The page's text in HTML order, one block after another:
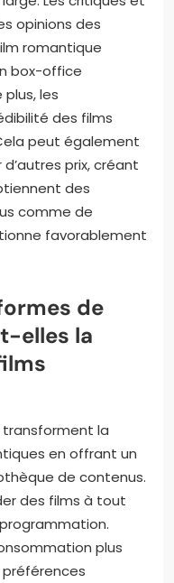
opinions des
romantique
box-office
les
des films
peut également
prix, créant
des
comme de
favorablement
de
elles la
la
en offrant un
de contenus.
des films à tout
plus